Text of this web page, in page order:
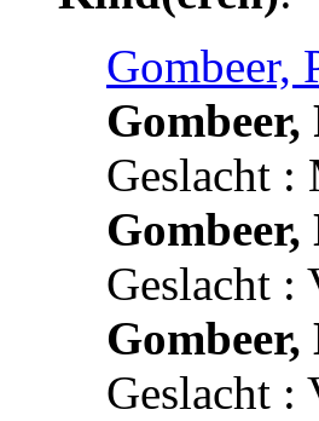
Gombeer,
Gombeer,
Geslacht :
Gombeer,
Geslacht :
Geslacht :